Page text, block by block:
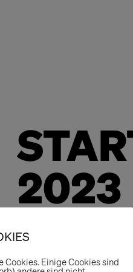
2023
Auch dieses
Cookies. Einige Cookies sind